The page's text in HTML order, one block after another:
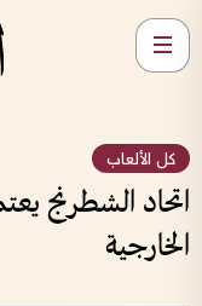
كل الألعاب
اتحاد الشطرنج
الخارجية